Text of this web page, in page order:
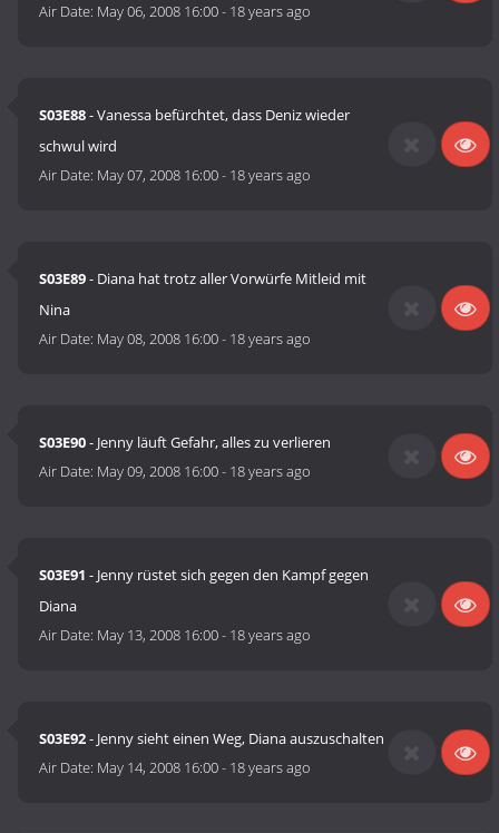
Air Date: May 06, 2008 16:00- 18 years ago
S03E88- Vanessa befürchtet, dass Deniz wieder
schwul wird
Air Date: May 07, 2008 16:00- 18 years ago
S03E89- Diana hat trotz aller Vorwürfe Mitleid mit
Nina
Air Date: May 08, 2008 16:00- 18 years ago
S03E90- Jenny läuft Gefahr, alles zu verlieren
Air Date: May 09, 2008 16:00- 18 years ago
S03E91 - Jenny rüstet sich gegen den Kampf gegen
Diana
Air Date: May 13, 2008 16:00- 18 years ago
S03E92- Jenny sieht einen Weg, Diana auszuschalten
Air Date: May 14, 2008 16:00- 18 years ago